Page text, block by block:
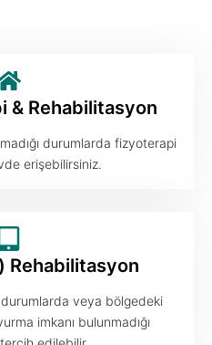
& Rehabilitasyon
durumlarda fizyoterapi
erişebilirsiniz.
Rehabilitasyon
durumlarda veya bölgedeki
imkanı bulunmadığı